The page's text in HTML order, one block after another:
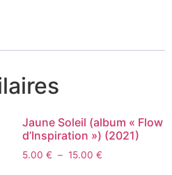
Jaune Soleil (album « Flow
d’Inspiration ») (2021)
5.00 € – 15.00 €